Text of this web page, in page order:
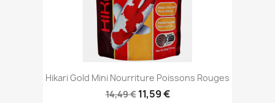
Hikari Gold Mini Nourriture Poissons Rouges
14,49 € 11,59 €